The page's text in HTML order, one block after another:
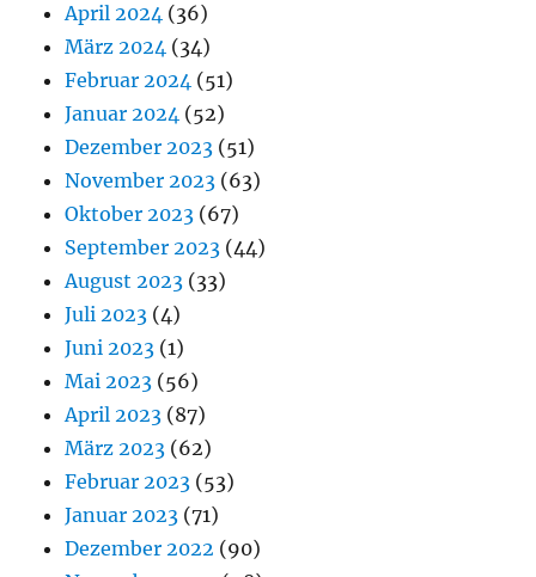
April 2024 (36)
März 2024 (34)
Februar 2024 (51)
Januar 2024 (52)
Dezember 2023 (51)
November 2023 (63)
Oktober 2023 (67)
September 2023 (44)
August 2023 (33)
Juli 2023 (4)
Juni 2023 (1)
Mai 2023 (56)
April 2023 (87)
März 2023 (62)
Februar 2023 (53)
Januar 2023 (71)
Dezember 2022 (90)